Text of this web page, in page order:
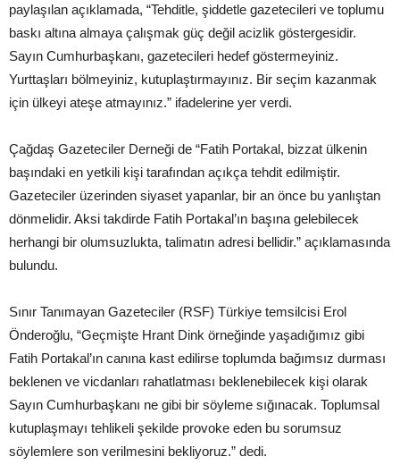
paylaşılan açıklamada, “Tehditle, şiddetle gazetecileri ve toplumu
baskı altına almaya çalışmak güç değil acizlik göstergesidir.
Sayın Cumhurbaşkanı, gazetecileri hedef göstermeyiniz.
Yurttaşları bölmeyiniz, kutuplaştırmayınız. Bir seçim kazanmak
için ülkeyi ateşe atmayınız.” ifadelerine yer verdi.
Çağdaş Gazeteciler Derneği de “Fatih Portakal, bizzat ülkenin
başındaki en yetkili kişi tarafından açıkça tehdit edilmiştir.
Gazeteciler üzerinden siyaset yapanlar, bir an önce bu yanlıştan
dönmelidir. Aksi takdirde Fatih Portakal’ın başına gelebilecek
herhangi bir olumsuzlukta, talimatın adresi bellidir.” açıklamasında
bulundu.
Sınır Tanımayan Gazeteciler (RSF) Türkiye temsilcisi Erol
Önderoğlu, “Geçmişte Hrant Dink örneğinde yaşadığımız gibi
Fatih Portakal’ın canına kast edilirse toplumda bağımsız durması
beklenen ve vicdanları rahatlatması beklenebilecek kişi olarak
Sayın Cumhurbaşkanı ne gibi bir söyleme sığınacak. Toplumsal
kutuplaşmayı tehlikeli şekilde provoke eden bu sorumsuz
söylemlere son verilmesini bekliyoruz.” dedi.